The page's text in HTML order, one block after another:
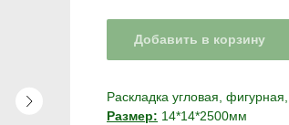
Добавить в корзину
Раскладка угловая,
Размер: 14*14*2500мм